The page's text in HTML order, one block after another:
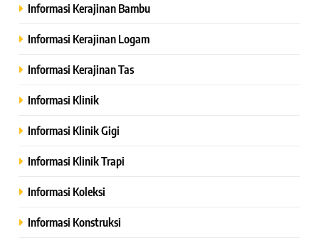
Informasi Kerajinan Bambu
Informasi Kerajinan Logam
Informasi Kerajinan Tas
Informasi Klinik
Informasi Klinik Gigi
Informasi Klinik Trapi
Informasi Koleksi
Informasi Konstruksi